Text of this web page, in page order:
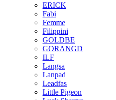
ERICK
Fabi
Femme
Filippini
GOLDBE
GORANGD
ILF
Langsa
Lanpad
Leadfas
Little Pigeon